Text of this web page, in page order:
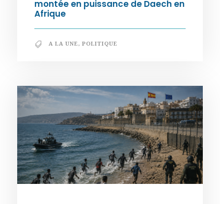
montée en puissance de Daech en
Afrique
A LA UNE, POLITIQUE